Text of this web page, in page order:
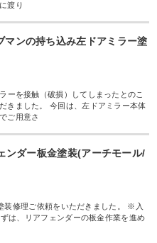
渡り
マンの持ち込み左ドアミラー塗
ーを接触（破損）してしまったとのこ
きました。 今回は、左ドアミラー本体
ご用意さ
ンダー板金塗装(アーチモール/
装修理ご依頼をいただきました。 ※入
は、リアフェンダーの板金作業を進め